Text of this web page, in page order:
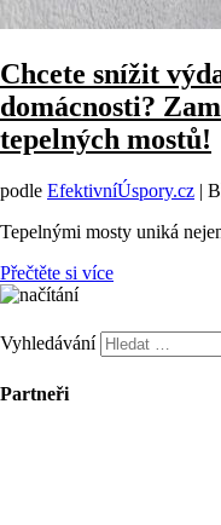
Chcete snížit
domácnosti?
tepelných mostů!
podle EfektivníÚspory.cz |
Tepelnými mosty uniká
Přečtěte si více
Vyhledávání
Partneři